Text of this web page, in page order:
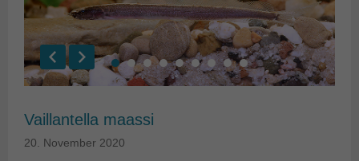
Vaillantella maassi
20. November 2020